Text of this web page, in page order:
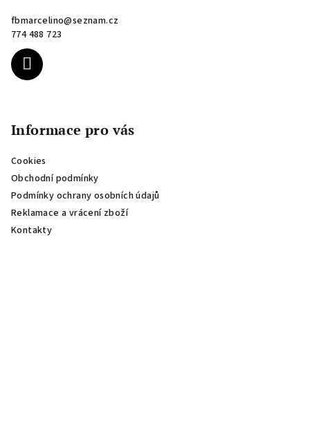
fbmarcelino@seznam.cz
774 488 723
Informace pro vás
Cookies
Obchodní podmínky
Podmínky ochrany osobních údajů
Reklamace a vrácení zboží
Kontakty